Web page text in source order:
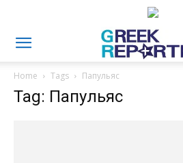
Home Tags Папульяс
Tag: Папульяс